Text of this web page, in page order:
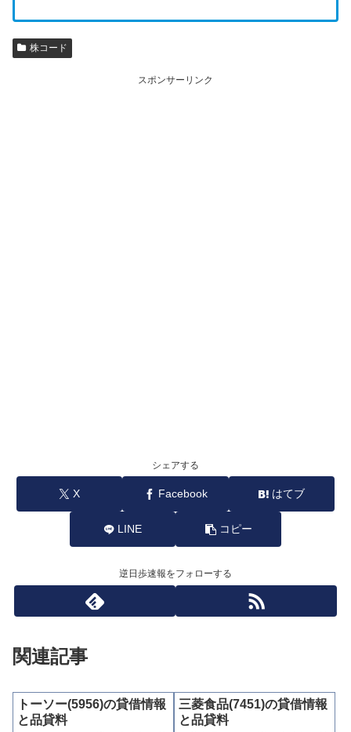
株コード
スポンサーリンク
シェアする
X Facebook はてブ
LINE コピー
逆日歩速報をフォローする
関連記事
トーソー(5956)の貸借情報
と品貸料
三菱食品(7451)の貸借情報
と品貸料